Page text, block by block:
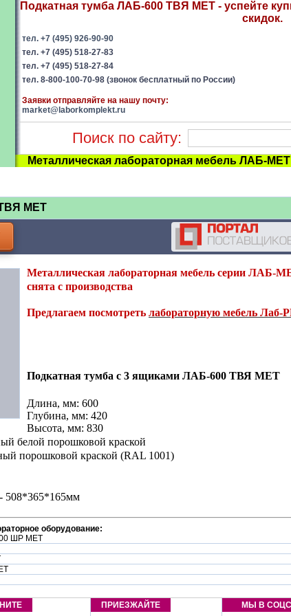
Подкатная тумба ЛАБ-600 ТВЯ МЕТ - успейте
скидок.
тел. +7 (495) 926-90-90
тел. +7 (495) 518-27-83
тел. +7 (495) 518-27-84
тел. 8-800-100-70-98 (звонок бесплатный по России)
Заявки отправляйте на нашу почту:
market@laborkomplekt.ru
Поиск по сайту:
Металлическая лабораторная мебель ЛАБ-МЕТ
ТВЯ МЕТ
Металлическая лабораторная мебель серии ЛАБ-
снята с производства
Предлагаем посмотреть лабораторную мебель Лаб-
Подкатная тумба с 3 ящиками ЛАБ-600 ТВЯ МЕТ
Длина, мм: 600
Глубина, мм: 420
Высота, мм: 830
белой порошковой краской
порошковой краской (RAL 1001)
508*365*165мм
оборудование:
ШР МЕТ
ПРИЕЗЖАЙТЕ МЫ В